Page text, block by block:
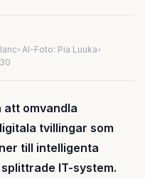
•AI-Foto: Pia Luuka•
omvandla
tvillingar som
till intelligenta
IT-system.